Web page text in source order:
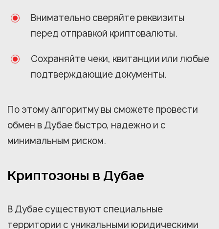
Внимательно сверяйте реквизиты
перед отправкой криптовалюты.
Сохраняйте чеки, квитанции или любые
подтверждающие документы.
По этому алгоритму вы сможете провести
обмен в Дубае быстро, надежно и с
минимальным риском.
Криптозоны в Дубае
В Дубае существуют специальные
территории с уникальными юридическими